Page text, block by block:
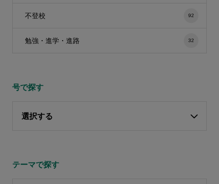
不登校 92
勉強・進学・進路 32
号で探す
選択する
テーマで探す